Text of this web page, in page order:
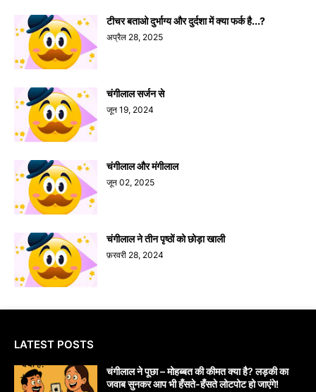
टीचर बताओ दुर्भाग्य और दुर्दशा में क्या फर्क है...?
अप्रैल 28, 2025
चंगीलाल सर्जन से
जून 19, 2024
चंगीलाल और मंगीलाल
जून 02, 2025
चंगीलाल ने तीन पृष्ठों को छोड़ा खाली
फ़रवरी 28, 2024
LATEST POSTS
चंगीलाल ने पूछा – मोहब्बत की कीमत क्या है? लड़की का
जवाब सुनकर आप भी हँसते-हँसते लोटपोट हो जाएंगे!